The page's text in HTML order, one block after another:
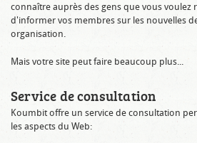
connaître auprès des gens que vous voulez
d'informer vos membres sur les nouvelles
organisation.
Mais votre site peut faire beaucoup plus...
Service de consultation
Koumbit offre un service de consultation
les aspects du Web: